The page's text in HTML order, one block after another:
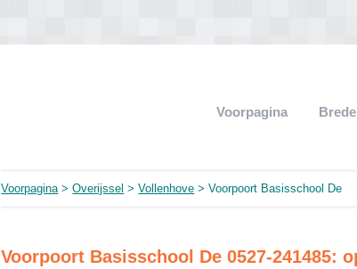
Voorpagina
Voorpagina>Overijssel >Vollenhove > Voorpoort Basisschool De
Voorpoort Basisschool De 0527-241485: